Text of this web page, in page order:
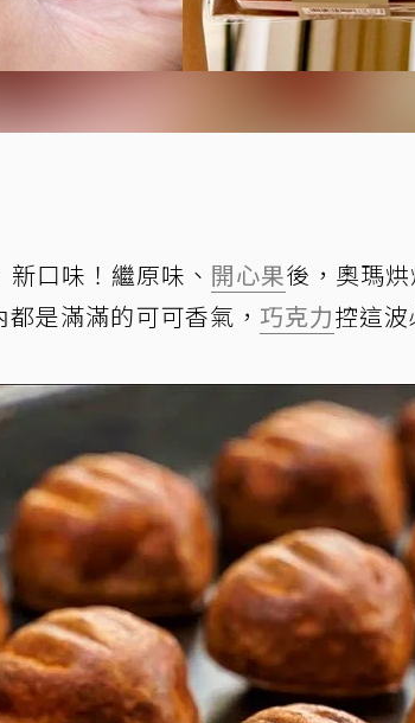
口味！繼原味、 開心果後，奧瑪
是滿滿的可可香氣， 巧克力控這波